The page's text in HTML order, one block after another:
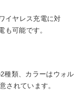
イヤレス充電に対
も可能です。
種類、カラーはウォル
されています。